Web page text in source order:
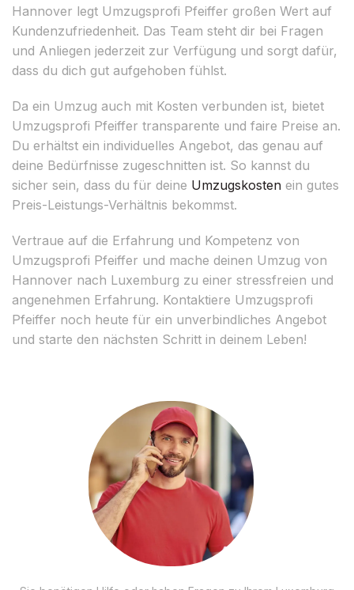
Hannover legt Umzugsprofi Pfeiffer großen Wert auf
Kundenzufriedenheit. Das Team steht dir bei Fragen
und Anliegen jederzeit zur Verfügung und sorgt dafür,
dass du dich gut aufgehoben fühlst.
Da ein Umzug auch mit Kosten verbunden ist, bietet
Umzugsprofi Pfeiffer transparente und faire Preise an.
Du erhältst ein individuelles Angebot, das genau auf
deine Bedürfnisse zugeschnitten ist. So kannst du
sicher sein, dass du für deine Umzugskosten ein gutes
Preis-Leistungs-Verhältnis bekommst.
Vertraue auf die Erfahrung und Kompetenz von
Umzugsprofi Pfeiffer und mache deinen Umzug von
Hannover nach Luxemburg zu einer stressfreien und
angenehmen Erfahrung. Kontaktiere Umzugsprofi
Pfeiffer noch heute für ein unverbindliches Angebot
und starte den nächsten Schritt in deinem Leben!